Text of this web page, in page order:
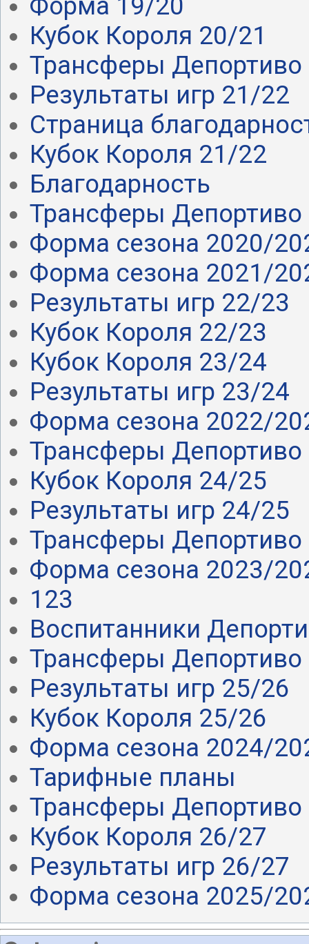
Кубок Короля 20/21
Трансферы
Результаты игр 21/22
Страница
Кубок Короля 21/22
Благодарность
Трансферы
Форма сезона 2020/
Форма сезона 2021/
Результаты игр 22/23
Кубок Короля 22/23
Кубок Короля 23/24
Результаты игр 23/24
Форма сезона 2022/
Трансферы
Кубок Короля 24/25
Результаты игр 24/25
Трансферы
Форма сезона 2023/
123
Воспитанники
Трансферы
Результаты игр 25/26
Кубок Короля 25/26
Форма сезона 2024/
Тарифные планы
Трансферы
Кубок Короля 26/27
Результаты игр 26/27
Форма сезона 2025/